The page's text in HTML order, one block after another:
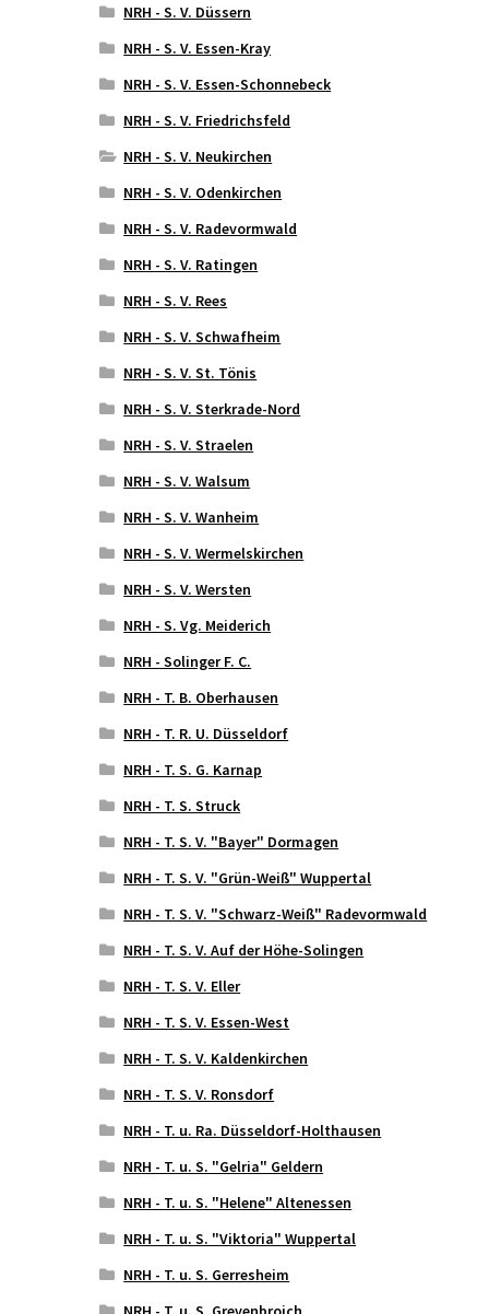
NRH - S. V. Düssern
NRH - S. V. Essen-Kray
NRH - S. V. Essen-Schonnebeck
NRH - S. V. Friedrichsfeld
NRH - S. V. Neukirchen
NRH - S. V. Odenkirchen
NRH - S. V. Radevormwald
NRH - S. V. Ratingen
NRH - S. V. Rees
NRH - S. V. Schwafheim
NRH - S. V. St. Tönis
NRH - S. V. Sterkrade-Nord
NRH - S. V. Straelen
NRH - S. V. Walsum
NRH - S. V. Wanheim
NRH - S. V. Wermelskirchen
NRH - S. V. Wersten
NRH - S. Vg. Meiderich
NRH - Solinger F. C.
NRH - T. B. Oberhausen
NRH - T. R. U. Düsseldorf
NRH - T. S. G. Karnap
NRH - T. S. Struck
NRH - T. S. V. "Bayer" Dormagen
NRH - T. S. V. "Grün-Weiß" Wuppertal
NRH - T. S. V. "Schwarz-Weiß" Radevormwald
NRH - T. S. V. Auf der Höhe-Solingen
NRH - T. S. V. Eller
NRH - T. S. V. Essen-West
NRH - T. S. V. Kaldenkirchen
NRH - T. S. V. Ronsdorf
NRH - T. u. Ra. Düsseldorf-Holthausen
NRH - T. u. S. "Gelria" Geldern
NRH - T. u. S. "Helene" Altenessen
NRH - T. u. S. "Viktoria" Wuppertal
NRH - T. u. S. Gerresheim